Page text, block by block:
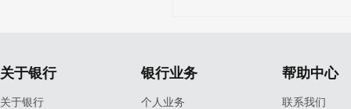
关于银行
关于银行
银行业务
个人业务
帮助中心
联系我们